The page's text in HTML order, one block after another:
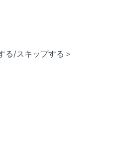
る/スキップする＞